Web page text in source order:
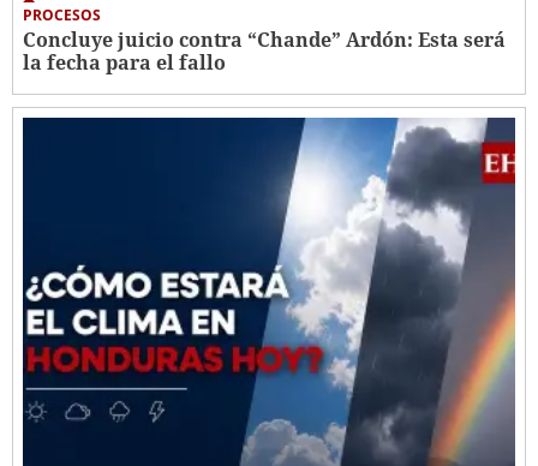
PROCESOS
Concluye juicio contra “Chande” Ardón: Esta será
la fecha para el fallo